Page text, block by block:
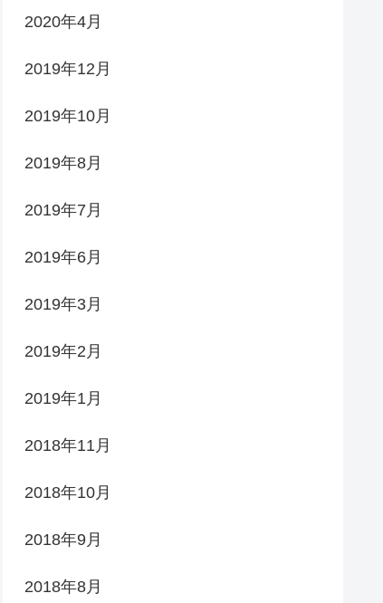
2020年4月
2019年12月
2019年10月
2019年8月
2019年7月
2019年6月
2019年3月
2019年2月
2019年1月
2018年11月
2018年10月
2018年9月
2018年8月